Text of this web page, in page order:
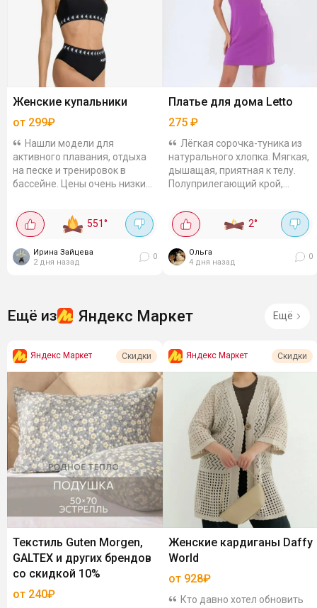
Женские купальники
от 299₽
Нашли модели для
активного плавания, отдыха
на песке и тренировок в
бассейне. Цены очень низкие,
Joss классические, 299₽.
Эластичная ткань,...
551°
Ирина Зайцева
2 дня назад
0
Платье для дома Letto
275 ₽
Лёгкая сорочка-туника из
натурального хлопка. Мягкая,
дышащая, приятная к телу.
Полуприлегающий крой,
карточке есть разные цвета,...
2°
Ольга
4 дня назад
0
Ещё из Яндекс Маркет Ещё
Яндекс Маркет Скидки
Текстиль Guten Morgen,
GALTEX и других брендов
со скидкой 10%
от 240₽
Яндекс Маркет Скидки
Женские кардиганы Daffy
World
от 928₽
Кто давно хотел обновить